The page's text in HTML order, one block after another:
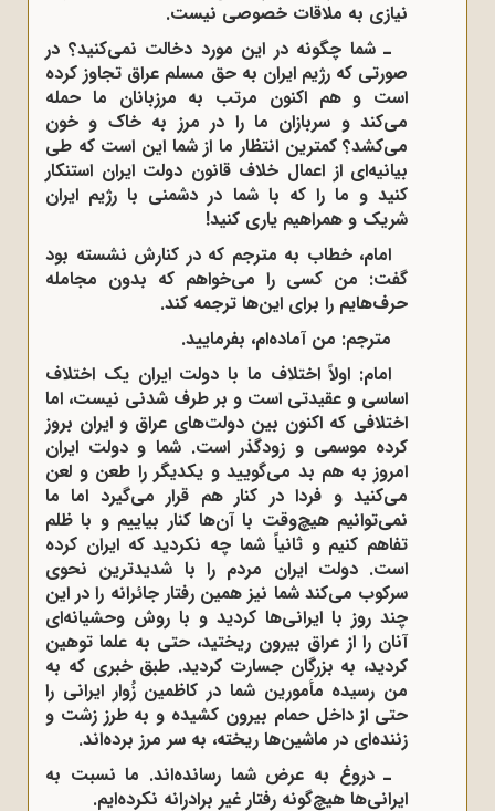
نیازی به ملاقات خصوصی نیست.
ـ شما چگونه در این مورد دخالت نمی‌‌کنید؟ در
صورتی که رژیم ایران به حق مسلم عراق تجاوز کرده
است و هم ‌اکنون مرتب به مرزبانان ما حمله
می‌کند و سربازان ما را در مرز به خاک و خون
می‌کشد؟ کمترین انتظار ما از شما این است که طی
بیانیه‌ای از اعمال خلاف قانون دولت ایران استنکار
کنید و ما را که با شما در دشمنی با رژیم ایران
شریک و همراهیم یاری کنید!
امام، خطاب به مترجم که در کنارش نشسته بود
گفت: من کسی را می‌خواهم که بدون مجامله
حرف‌هایم را برای این‌ها ترجمه کند.
مترجم: من آماده‌‌ام، بفرمایید.
امام: اولاً اختلاف ما با دولت ایران یک اختلاف
اساسی و عقیدتی است و بر طرف شدنی نیست، اما
اختلافی که اکنون بین دولت‌های عراق و ایران بروز
کرده موسمی و زودگذر است. شما و دولت ایران
امروز به هم بد می‌گویید و یکدیگر را طعن و لعن
می‌کنید و فردا در کنار هم قرار می‌گیرد اما ما
نمی‌توانیم هیچ‌وقت با آن‌ها کنار بیاییم و با ظلم
تفاهم کنیم و ثانیاً شما چه نکردید که ایران کرده
است. دولت ایران مردم را با شدیدترین نحوی
سرکوب می‌کند شما نیز همین رفتار جائرانه را در این
چند روز با ایرانی‌ها کردید و با روش وحشیانه‌ای
آنان را از عراق بیرون ریختید، حتی به علما توهین
کردید، به بزرگان جسارت کردید. طبق خبری که به
من رسیده مأمورین شما در کاظمین زُوار ایرانی را
حتی از داخل حمام بیرون کشیده و به طرز زشت و
زننده‌ای در ماشین‌ها ریخته، به سر مرز برده‌اند.
ـ دروغ به عرض شما رسانده‌اند. ما نسبت به
ایرانی‌ها هیچ‌گونه رفتار غیر برادرانه نکرده‌ایم.